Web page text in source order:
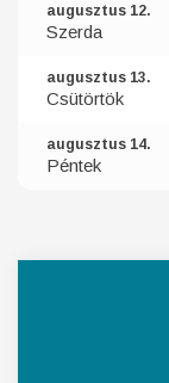
augusztus 12.
Szerda
augusztus 13.
Csütörtök
augusztus 14.
Péntek